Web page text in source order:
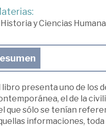
Historia y Ciencias
libro presenta uno de los
el de la
que sólo se tenían
informaciones,